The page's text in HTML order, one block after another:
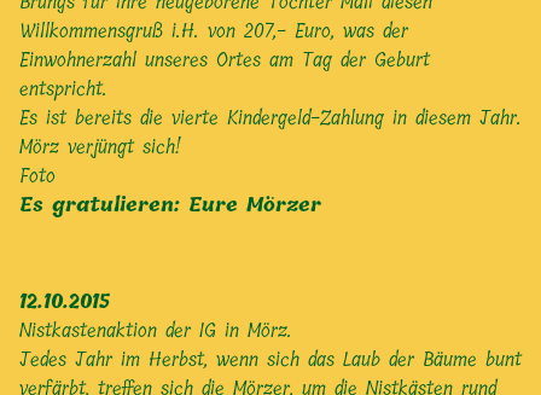
Willkommensgruß i.H. von 207,- Euro, was der
Einwohnerzahl unseres Ortes am Tag der Geburt
entspricht.
Es ist bereits die vierte Kindergeld-Zahlung in diesem Jahr.
Mörz verjüngt sich!
Foto
Es gratulieren: Eure Mörzer
12.10.2015
Nistkastenaktion der IG in Mörz.
Jedes Jahr im Herbst, wenn sich das Laub der Bäume bunt